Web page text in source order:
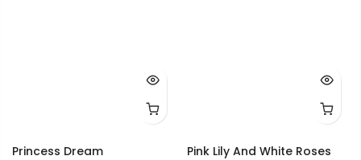
Princess Dream Pink Lily And White Roses